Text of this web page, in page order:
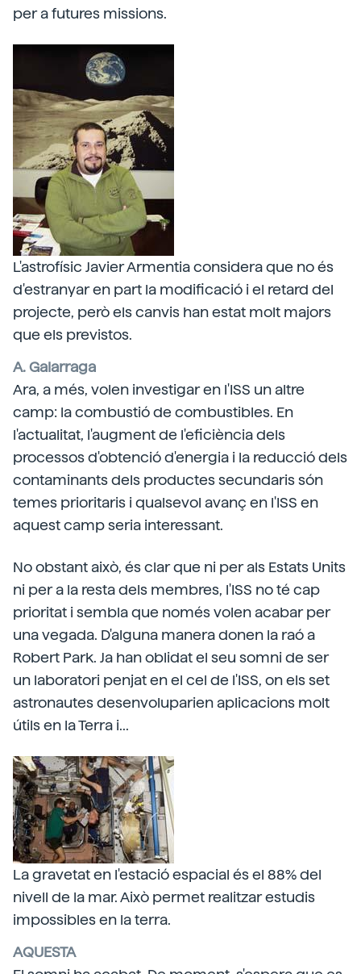
per a futures missions.
L'astrofísic Javier Armentia considera que no és
d'estranyar en part la modificació i el retard del
projecte, però els canvis han estat molt majors
que els previstos.
A. Galarraga
Ara, a més, volen investigar en l'ISS un altre
camp: la combustió de combustibles. En
l'actualitat, l'augment de l'eficiència dels
processos d'obtenció d'energia i la reducció dels
contaminants dels productes secundaris són
temes prioritaris i qualsevol avanç en l'ISS en
aquest camp seria interessant.
No obstant això, és clar que ni per als Estats Units
ni per a la resta dels membres, l'ISS no té cap
prioritat i sembla que només volen acabar per
una vegada. D'alguna manera donen la raó a
Robert Park. Ja han oblidat el seu somni de ser
un laboratori penjat en el cel de l'ISS, on els set
astronautes desenvoluparien aplicacions molt
útils en la Terra i...
La gravetat en l'estació espacial és el 88% del
nivell de la mar. Això permet realitzar estudis
impossibles en la terra.
AQUESTA